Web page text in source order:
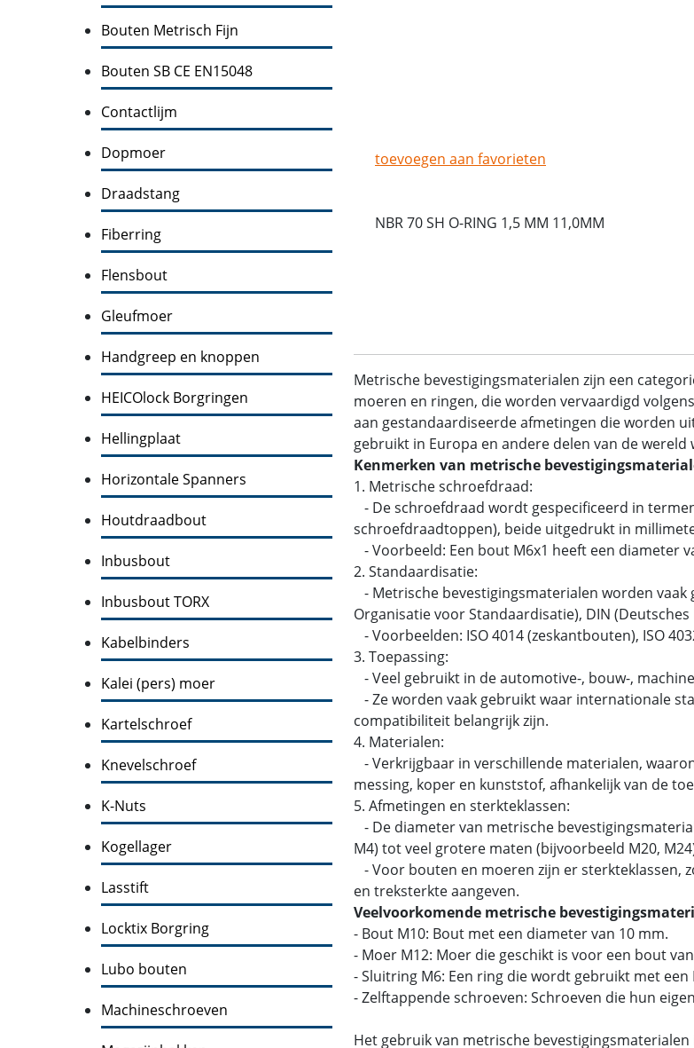
Bouten Metrisch Fijn
Bouten SB CE EN15048
Contactlijm
Dopmoer
Draadstang
Fiberring
Flensbout
Gleufmoer
Handgreep en knoppen
HEICOlock Borgringen
Hellingplaat
Horizontale Spanners
Houtdraadbout
Inbusbout
Inbusbout TORX
Kabelbinders
Kalei (pers) moer
Kartelschroef
Knevelschroef
K-Nuts
Kogellager
Lasstift
Locktix Borgring
Lubo bouten
Machineschroeven
toevoegen aan favorieten
NBR 70 SH O-RING 1,5 MM 11,0MM
Metrische bevestigingsmaterialen zijn een
moeren en ringen, die worden vervaardigd
aan gestandaardiseerde afmetingen die worden
gebruikt in Europa en andere delen van de
Kenmerken van metrische
1. Metrische schroefdraad:
- De schroefdraad wordt gespecificeerd in
schroefdraadtoppen), beide uitgedrukt in
- Voorbeeld: Een bout M6x1 heeft een diameter
2. Standaardisatie:
- Metrische bevestigingsmaterialen worden
Organisatie voor Standaardisatie), DIN
- Voorbeelden: ISO 4014 (zeskantbouten), ISO
3. Toepassing:
- Veel gebruikt in de automotive-, bouw-,
- Ze worden vaak gebruikt waar internationale
compatibiliteit belangrijk zijn.
4. Materialen:
- Verkrijgbaar in verschillende materialen,
messing, koper en kunststof, afhankelijk van de
5. Afmetingen en sterkteklassen:
- De diameter van metrische
M4) tot veel grotere maten (bijvoorbeeld M20,
- Voor bouten en moeren zijn er sterkteklassen,
en treksterkte aangeven.
Veelvoorkomende metrische
- Bout M10: Bout met een diameter van 10 mm.
- Moer M12: Moer die geschikt is voor een bout
- Sluitring M6: Een ring die wordt gebruikt met
- Zelftappende schroeven: Schroeven die hun
Het gebruik van metrische